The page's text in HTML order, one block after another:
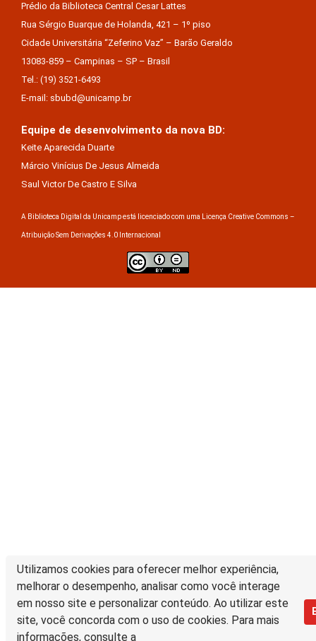
Utilizamos cookies para oferecer melhor experiência,
melhorar o desempenho, analisar como você interage
em nosso site e personalizar conteúdo. Ao utilizar este
site, você concorda com o uso de cookies. Para mais
informações, consulte a
Prédio da Biblioteca Central Cesar Lattes
Rua Sérgio Buarque de Holanda, 421 – 1º piso
Cidade Universitária “Zeferino Vaz” – Barão Geraldo
13083-859 – Campinas – SP – Brasil
Tel.: (19) 3521-6493
E-mail: sbubd@unicamp.br
Equipe de desenvolvimento da nova BD:
Keite Aparecida Duarte
Márcio Vinícius De Jesus Almeida
Saul Victor De Castro E Silva
A Biblioteca Digital da Unicamp está licenciado com uma Licença Creative Commons –
Atribuição Sem Derivações 4.0 Internacional